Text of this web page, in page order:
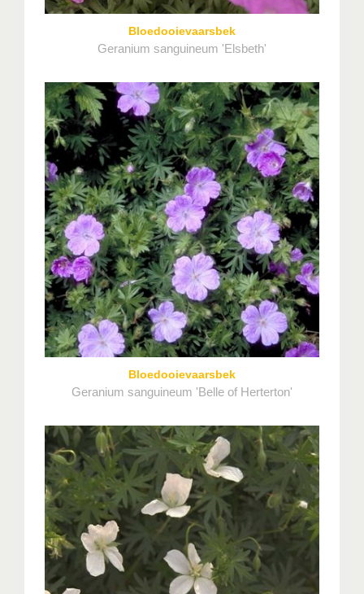
Bloedooievaarsbek
Geranium sanguineum 'Elsbeth'
Bloedooievaarsbek
Geranium sanguineum 'Belle of Herterton'